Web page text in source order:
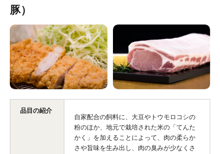
豚）
品目の紹介
自家配合の飼料に、大豆やトウモロコシの
粉のほか、地元で栽培された米の「てんた
かく」を加えることによって、肉の柔らか
さや旨味を生み出し、肉の臭みが少なくさ